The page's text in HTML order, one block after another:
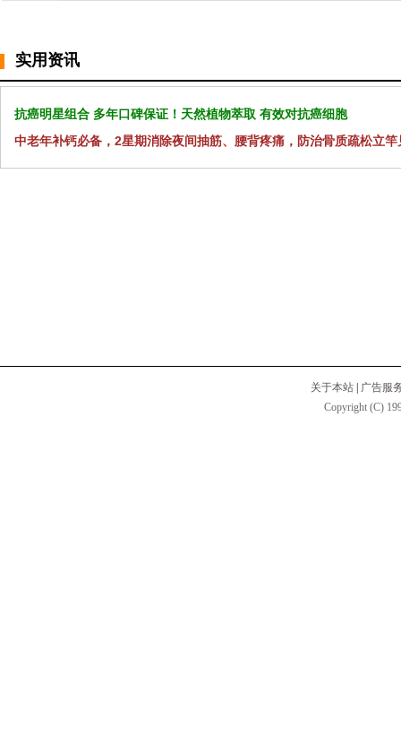
实用资讯
抗癌明星组合 多年口碑保证！天然植物萃取 有效对抗癌细胞
中老年补钙必备，2星期消除夜间抽筋、腰背疼痛，防治骨质疏松立竿
关于本站
广告服
Copyright (C)